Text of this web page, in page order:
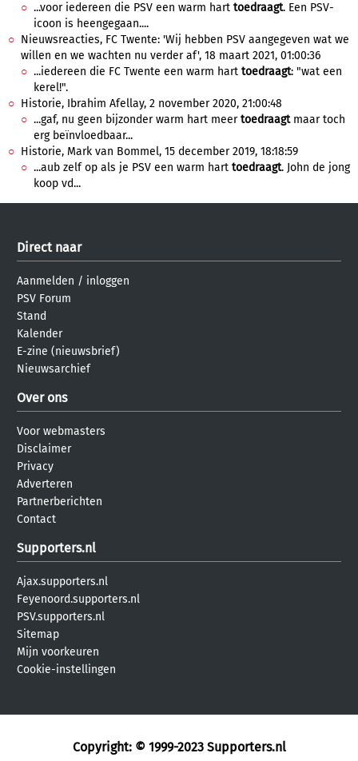
...voor iedereen die PSV een warm hart toedraagt. Een PSV-
icoon is heengegaan....
Nieuwsreacties, FC Twente: 'Wij hebben PSV aangegeven wat we
willen en we wachten nu verder af', 18 maart 2021, 01:00:36
...iedereen die FC Twente een warm hart toedraagt: "wat een
kerel!".
Historie, Ibrahim Afellay, 2 november 2020, 21:00:48
...gaf, nu geen bijzonder warm hart meertoedraagtmaar toch
erg beïnvloedbaar...
Historie, Mark van Bommel, 15 december 2019, 18:18:59
...aub zelf op als je PSV een warm hart toedraagt. John de jong
koop vd...
Direct naar
Aanmelden / inloggen
PSV Forum
Stand
Kalender
E-zine (nieuwsbrief)
Nieuwsarchief
Over ons
Voor webmasters
Disclaimer
Privacy
Adverteren
Partnerberichten
Contact
Supporters.nl
Ajax.supporters.nl
Feyenoord.supporters.nl
PSV.supporters.nl
Sitemap
Mijn voorkeuren
Cookie-instellingen
Copyright: © 1999-2023 Supporters.nl